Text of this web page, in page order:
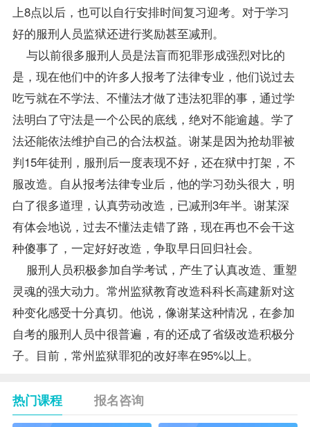
上8点以后，也可以自行安排时间复习迎考。对于学习
好的服刑人员监狱还进行奖励甚至减刑。
与以前很多服刑人员是法盲而犯罪形成强烈对比的
是，现在他们中的许多人报考了法律专业，他们说过去
吃亏就在不学法、不懂法才做了违法犯罪的事，通过学
法明白了守法是一个公民的底线，绝对不能逾越。学了
法还能依法维护自己的合法权益。谢某是因为抢劫罪被
判15年徒刑，服刑后一度表现不好，还在狱中打架，不
服改造。自从报考法律专业后，他的学习劲头很大，明
白了很多道理，认真劳动改造，已减刑3年半。谢某深
有体会地说，过去不懂法走错了路，现在再也不会干这
种傻事了，一定好好改造，争取早日回归社会。
服刑人员积极参加自学考试，产生了认真改造、重塑
灵魂的强大动力。常州监狱教育改造科科长高建新对这
种变化感受十分真切。他说，像谢某这种情况，在参加
自考的服刑人员中很普遍，有的还成了省级改造积极分
子。目前，常州监狱罪犯的改好率在95%以上。
热门课程 报名咨询